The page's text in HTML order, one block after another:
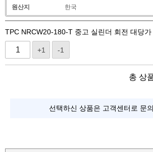
원산지
한국
TPC NRCW20-180-T 중고 실린더 회전 대당가
+1 -1
총 상
선택하신 상품은 고객센터로 문